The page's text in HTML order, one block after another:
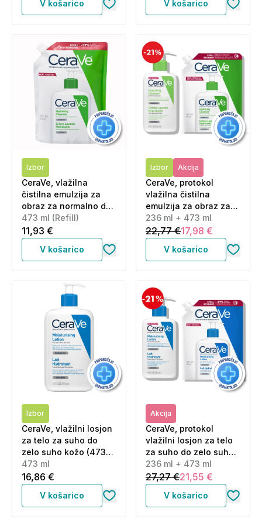
V košarico V košarico
Izbor
CeraVe, vlažilna
čistilna emulzija za
obraz za normalno do
suho kožo - Refill (473
ml)
473 ml (Refill)
11,93 €
V košarico
Izbor Akcija
CeraVe, protokol
vlažilna čistilna
emulzija za obraz za
normalno do suho
kožo - Refill (236 ml +
473 ml)
236 ml + 473 ml
22,77 €17,98 €
V košarico
Izbor
CeraVe, vlažilni losjon
za telo za suho do
zelo suho kožo (473
ml)
473 ml
16,86 €
V košarico
Akcija
CeraVe, protokol
vlažilni losjon za telo
za suho do zelo suho
kožo - losjon + refill
(236 ml + 473 ml)
236 ml + 473 ml
27,27 €21,55 €
V košarico